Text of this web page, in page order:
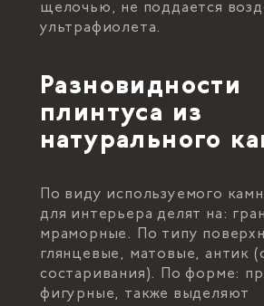
щелочью, не поддается
ультрафиолета.
Разновидности
плинтуса из
натурального
По виду используемого
для интерьера делят на:
мраморные. По типу
глянцевые, матовые, антик
состаривания). По форме:
фигурные, также выделяют